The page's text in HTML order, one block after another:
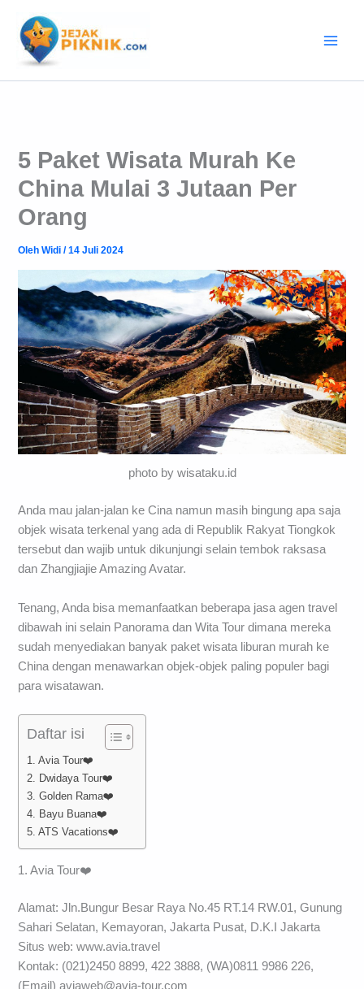
konten
5 Paket Wisata Murah Ke
China Mulai 3 Jutaan Per
Orang
OlehWidi/14 Juli 2024
photo by wisataku.id
Anda mau jalan-jalan ke Cina namun masih bingung apa saja
objek wisata terkenal yang ada di Republik Rakyat Tiongkok
tersebut dan wajib untuk dikunjungi selain tembok raksasa
dan Zhangjiajie Amazing Avatar.
Tenang, Anda bisa memanfaatkan beberapa jasa agen travel
dibawah ini selain Panorama dan Wita Tour dimana mereka
sudah menyediakan banyak paket wisata liburan murah ke
China dengan menawarkan objek-objek paling populer bagi
para wisatawan.
Daftar isi
1. Avia Tour❤️
2. Dwidaya Tour❤️
3. Golden Rama❤️
4. Bayu Buana❤️
5. ATS Vacations❤️
1. Avia Tour❤️
Alamat: Jln.Bungur Besar Raya No.45 RT.14 RW.01, Gunung
Sahari Selatan, Kemayoran, Jakarta Pusat, D.K.I Jakarta
Situs web: www.avia.travel
Kontak: (021)2450 8899, 422 3888, (WA)0811 9986 226,
(Email)aviaweb@avia-tour.com